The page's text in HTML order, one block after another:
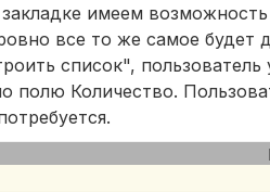
имеем
все то же самое будет
список",
полю Количество.